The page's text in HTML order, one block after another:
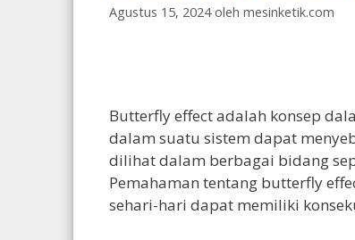
Agustus 15, 2024 oleh mesinketik.com
Butterfly effect adalah konsep
dalam suatu sistem dapat
dilihat dalam berbagai bidang
Pemahaman tentang butterfly
sehari-hari dapat memiliki